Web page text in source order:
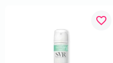
favorite_border